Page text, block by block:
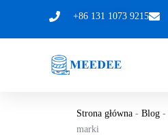
+86 131 1073 9215
Strona główna - Blog -
marki